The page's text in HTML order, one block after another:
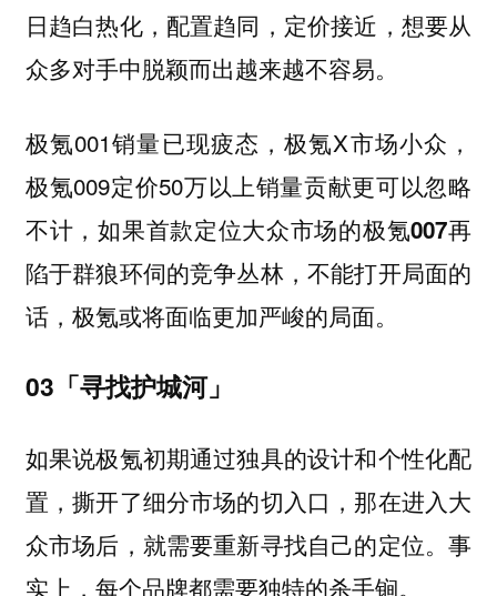
日趋白热化，配置趋同，定价接近，想要从
众多对手中脱颖而出越来越不容易。
极氪001销量已现疲态，极氪X市场小众，
极氪009定价50万以上销量贡献更可以忽略
不计，如果首款定位大众市场的极氪007再
陷于群狼环伺的竞争丛林，不能打开局面的
话，极氪或将面临更加严峻的局面。
03「寻找护城河」
如果说极氪初期通过独具的设计和个性化配
置，撕开了细分市场的切入口，那在进入大
众市场后，就需要重新寻找自己的定位。事
实上，每个品牌都需要独特的杀手锏。